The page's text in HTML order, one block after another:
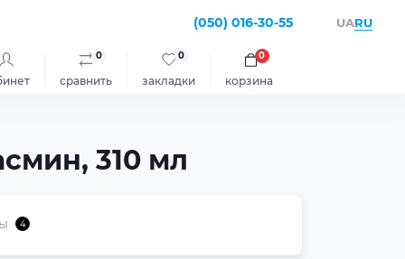
(050) 016-30-55 UARU
сравнить
0
закладки
0
корзина
0
310 мл
4